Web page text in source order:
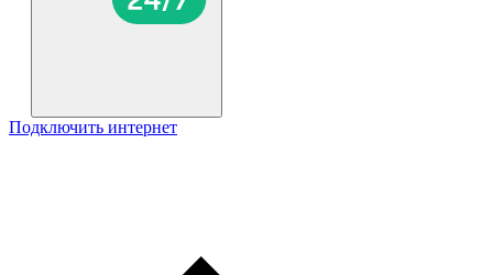
Подключить интернет